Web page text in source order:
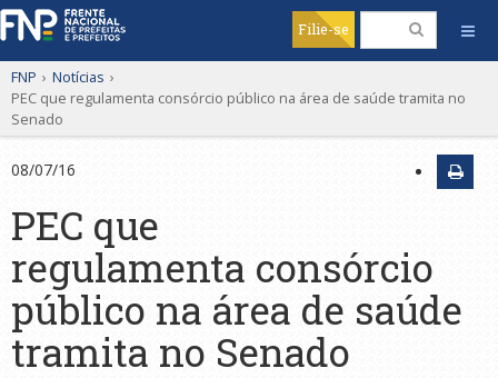
Filie-se
FNP › Notícias ›
PEC que regulamenta consórcio público na área de saúde tramita no
Senado
08/07/16
PEC que
regulamenta consórcio
público na área de saúde
tramita no Senado